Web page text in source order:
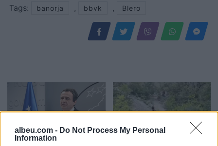
albeu.com - Do Not Process My Personal
Information
Tags:
banorja , bbvk , Blero